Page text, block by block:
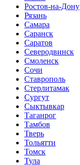
Ростов-на-Дону
Рязань
Самара
Саранск
Саратов
Северодвинск
Смоленск
Сочи
Ставрополь
Стерлитамак
Сургут
Сыктывкар
Таганрог
Тамбов
Тверь
Тольятти
Томск
Тула